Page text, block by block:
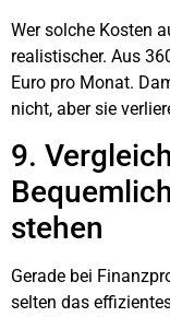
Wer sol­che Kos­ten
rea­lis­ti­scher. Aus
Euro pro Monat.
nicht, aber sie
9.
ste­hen
Gera­de bei
sel­ten das